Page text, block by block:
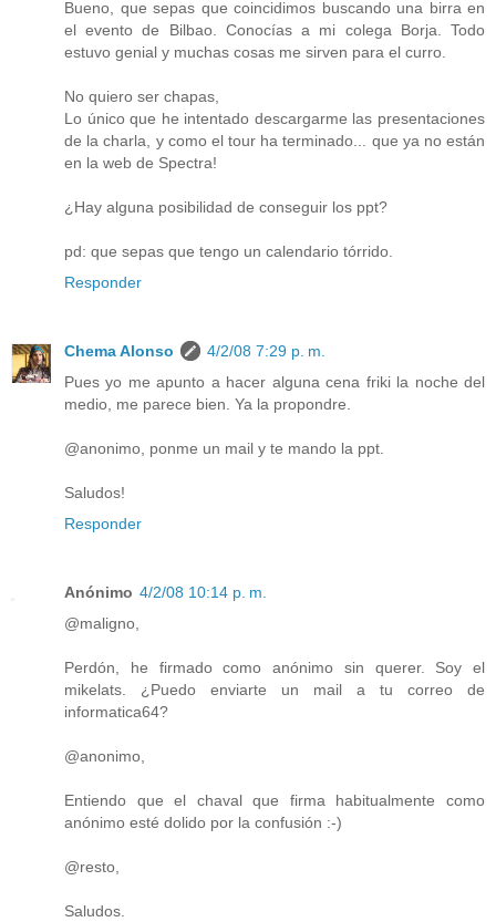
Bueno, que sepas que coincidimos buscando una birra en
el evento de Bilbao. Conocías a mi colega Borja. Todo
estuvo genial y muchas cosas me sirven para el curro.
No quiero ser chapas,
Lo único que he intentado descargarme las presentaciones
de la charla, y como el tour ha terminado... que ya no están
en la web de Spectra!
¿Hay alguna posibilidad de conseguir los ppt?
pd: que sepas que tengo un calendario tórrido.
Responder
Chema Alonso
4/2/08 7:29 p. m.
Pues yo me apunto a hacer alguna cena friki la noche del
medio, me parece bien. Ya la propondre.
@anonimo, ponme un mail y te mando la ppt.
Saludos!
Responder
Anónimo 4/2/08 10:14 p. m.
@maligno,
Perdón, he firmado como anónimo sin querer. Soy el
mikelats. ¿Puedo enviarte un mail a tu correo de
informatica64?
@anonimo,
Entiendo que el chaval que firma habitualmente como
anónimo esté dolido por la confusión :-)
@resto,
Saludos.